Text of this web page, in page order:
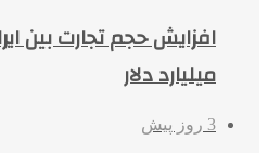
میلیارد دلار
3 روز پیش